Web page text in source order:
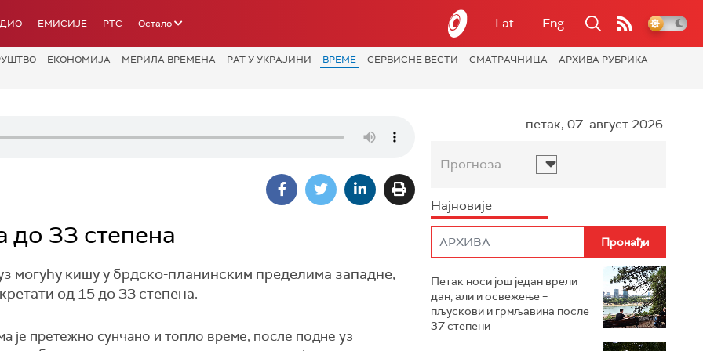
ЕМИСИЈЕ РТС Остало Lat Eng
ЕКОНОМИЈА МЕРИЛА ВРЕМЕНА РАТ У УКРАЈИНИ ВРЕМЕ СЕРВИСНЕ ВЕСТИ СМАТРАЧНИЦА АРХИВА РУБРИКА
до 33 степена
могућу кишу у брдско-планинским пределима западне,
од 15 до 33 степена.
је претежно сунчано и топло време, после подне уз
петак, 07. август 2026.
Прогноза
Најновије
Петак носи још један врели
дан, али и освежење –
пљускови и грмљавина после
37 степени